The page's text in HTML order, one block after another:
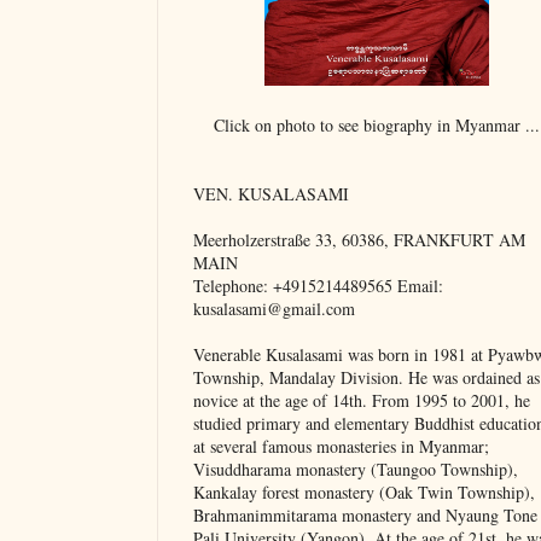
Click on photo to see biography in Myanmar ...
VEN. KUSALASAMI
Meerholzerstraße 33, 60386, FRANKFURT AM
MAIN
Telephone: +4915214489565 Email:
kusalasami@gmail.com
Venerable Kusalasami was born in 1981 at
Township, Mandalay Division. He was ordained
novice at the age of 14th. From 1995 to 2001, he
studied primary and elementary Buddhist
at several famous monasteries in Myanmar;
Visuddharama monastery (Taungoo Township),
Kankalay forest monastery (Oak Twin Township),
Brahmanimmitarama monastery and Nyaung Tone